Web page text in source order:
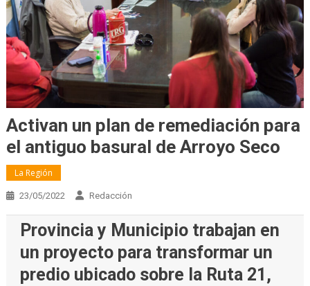
Activan un plan de remediación para
el antiguo basural de Arroyo Seco
La Región
23/05/2022 Redacción
Provincia y Municipio trabajan en
un proyecto para transformar un
predio ubicado sobre la Ruta 21,